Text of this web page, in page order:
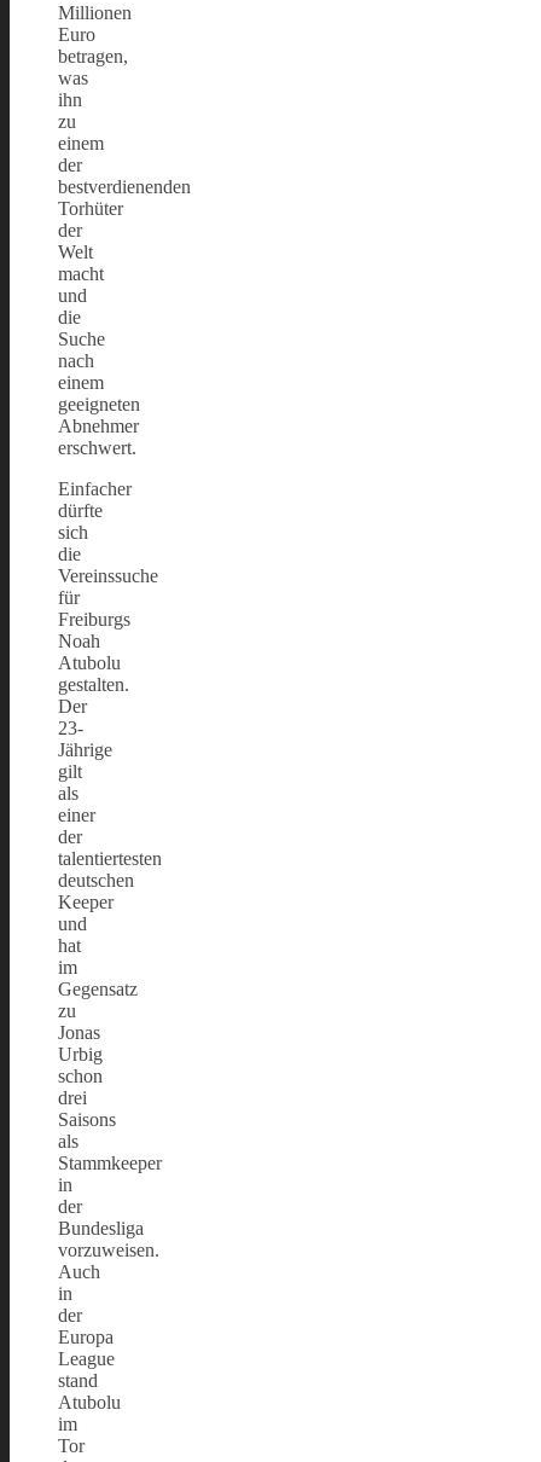
Millionen
Euro
betragen,
was
ihn
zu
einem
der
bestverdienenden
Torhüter
der
Welt
macht
und
die
Suche
nach
einem
geeigneten
Abnehmer
erschwert.
Einfacher
dürfte
sich
die
Vereinssuche
für
Freiburgs
Noah
Atubolu
gestalten.
Der
23-
Jährige
gilt
als
einer
der
talentiertesten
deutschen
Keeper
und
hat
im
Gegensatz
zu
Jonas
Urbig
schon
drei
Saisons
als
Stammkeeper
in
der
Bundesliga
vorzuweisen.
Auch
in
der
Europa
League
stand
Atubolu
im
Tor